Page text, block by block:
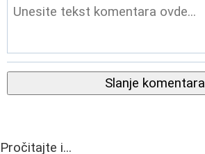
Slanje komentara
Pročitajte i...